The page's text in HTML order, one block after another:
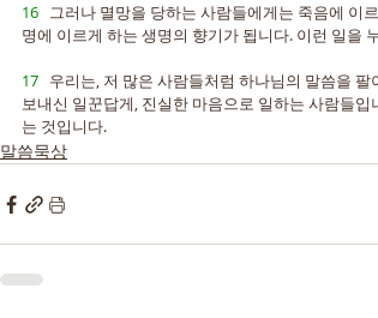
16 그러나 멸망을 당하는 사람들에게는 죽음에 이
명에 이르게 하는 생명의 향기가 됩니다. 이런 일을
17 우리는, 저 많은 사람들처럼 하나님의 말씀을
보내신 일꾼답게, 진실한 마음으로 일하는 사람들
는 것입니다.
말씀묵상